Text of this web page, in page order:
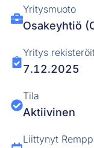
Yritysmuoto
Osakeyhtiö
Yritys
7.12.2025
Tila
Aktiivinen
Liittynyt